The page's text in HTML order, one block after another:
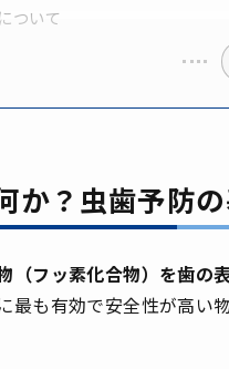
ついて
か？虫歯予防
（フッ素化合物）を歯の
最も有効で安全性が高い